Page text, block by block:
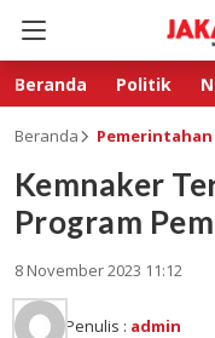
Beranda Politik
Beranda Pemerintahan
Kemnaker
Program
8 November 2023 11:12
Penulis : admin